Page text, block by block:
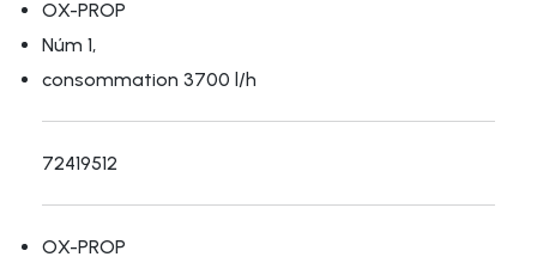
OX-PROP
Núm 1,
consommation 3700 l/h
72419512
OX-PROP